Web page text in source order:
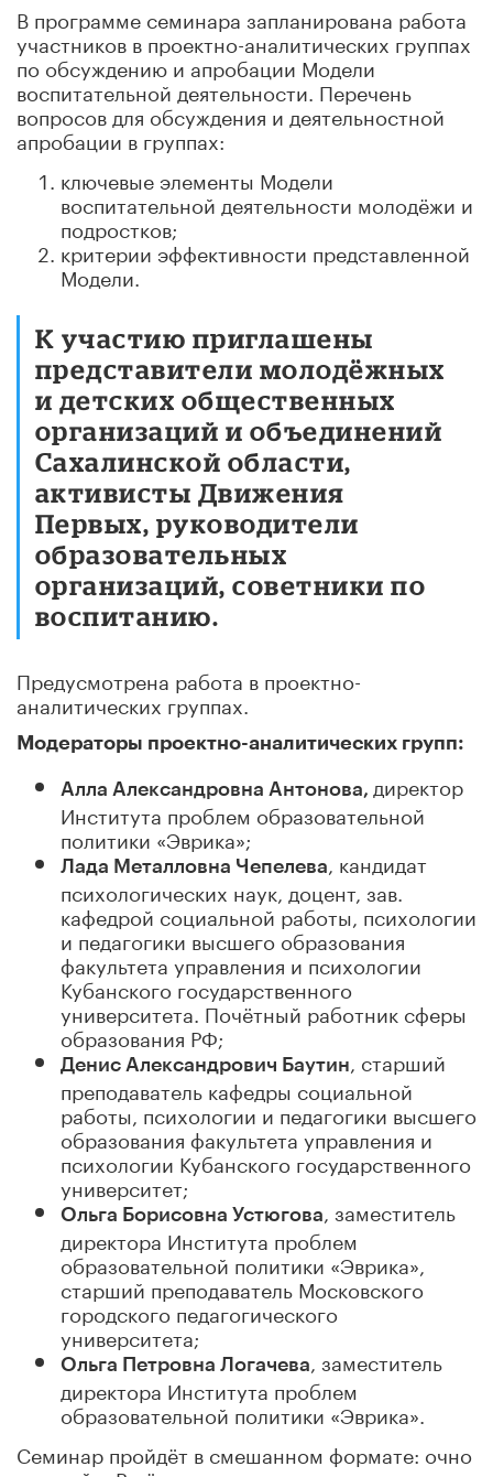
В программе семинара запланирована работа
участников в проектно-аналитических группах
по обсуждению и апробации Модели
воспитательной деятельности. Перечень
вопросов для обсуждения и деятельностной
апробации в группах:
ключевые элементы Модели
воспитательной деятельности молодёжи и
подростков;
критерии эффективности представленной
Модели.
К участию приглашены
представители молодёжных
и детских общественных
организаций и объединений
Сахалинской области,
активисты Движения
Первых, руководители
образовательных
организаций, советники по
воспитанию.
Предусмотрена работа в проектно-
аналитических группах.
Модераторы проектно-аналитических групп:
Алла Александровна Антонова, директор
Института проблем образовательной
политики «Эврика»;
Лада Металловна Чепелева
, кандидат
психологических наук, доцент, зав.
кафедрой социальной работы, психологии
и педагогики высшего образования
факультета управления и психологии
Кубанского государственного
университета. Почётный работник сферы
образования РФ;
Денис Александрович Баутин
, старший
преподаватель кафедры социальной
работы, психологии и педагогики высшего
образования факультета управления и
психологии Кубанского государственного
университет;
Ольга Борисовна Устюгова
, заместитель
директора Института проблем
образовательной политики «Эврика»,
старший преподаватель Московского
городского педагогического
университета;
Ольга Петровна Логачева
, заместитель
директора Института проблем
образовательной политики «Эврика».
Семинар пройдёт в смешанном формате: очно